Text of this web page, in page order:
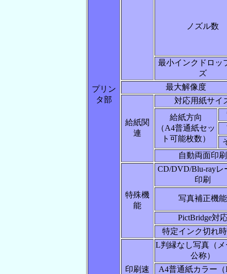
プリン
タ部
ノズル数
最小インクドロッ
ズ
最大解像度
給紙関
連
対応用紙サイ
給紙方向
（A4普通紙セッ
ト可能枚数）
自動両面印刷
特殊機
能
CD/DVD/Blu-rayレ
印刷
写真補正機能
PictBridge対
特定インク切れ
印刷速
L判縁なし写真（
公称）
A4普通紙カラー（